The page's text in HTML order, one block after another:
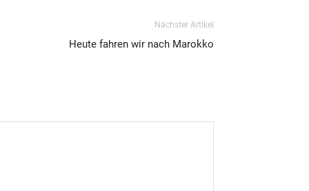
Nächster Artikel
Heute fahren wir nach Marokko